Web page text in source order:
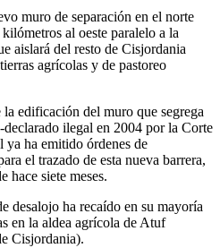
muro de separación en el norte
al oeste paralelo a la
aislará del resto de Cisjordania
agrícolas y de pastoreo
la edificación del muro que segrega
ilegal en 2004 por la Corte
ya ha emitido órdenes de
el trazado de esta nueva barrera,
hace siete meses.
desalojo ha recaído en su mayoría
en la aldea agrícola de Atuf
Cisjordania).